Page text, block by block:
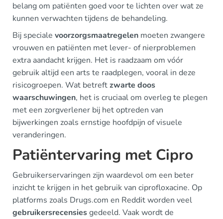
belang om patiënten goed voor te lichten over wat ze
kunnen verwachten tijdens de behandeling.
Bij speciale voorzorgsmaatregelen moeten zwangere
vrouwen en patiënten met lever- of nierproblemen
extra aandacht krijgen. Het is raadzaam om vóór
gebruik altijd een arts te raadplegen, vooral in deze
risicogroepen. Wat betreftzwarte doos
waarschuwingen, het is cruciaal om overleg te plegen
met een zorgverlener bij het optreden van
bijwerkingen zoals ernstige hoofdpijn of visuele
veranderingen.
Patiëntervaring met Cipro
Gebruikerservaringen zijn waardevol om een beter
inzicht te krijgen in het gebruik van ciprofloxacine. Op
platforms zoals Drugs.com en Reddit worden veel
gebruikersrecensiesgedeeld. Vaak wordt de